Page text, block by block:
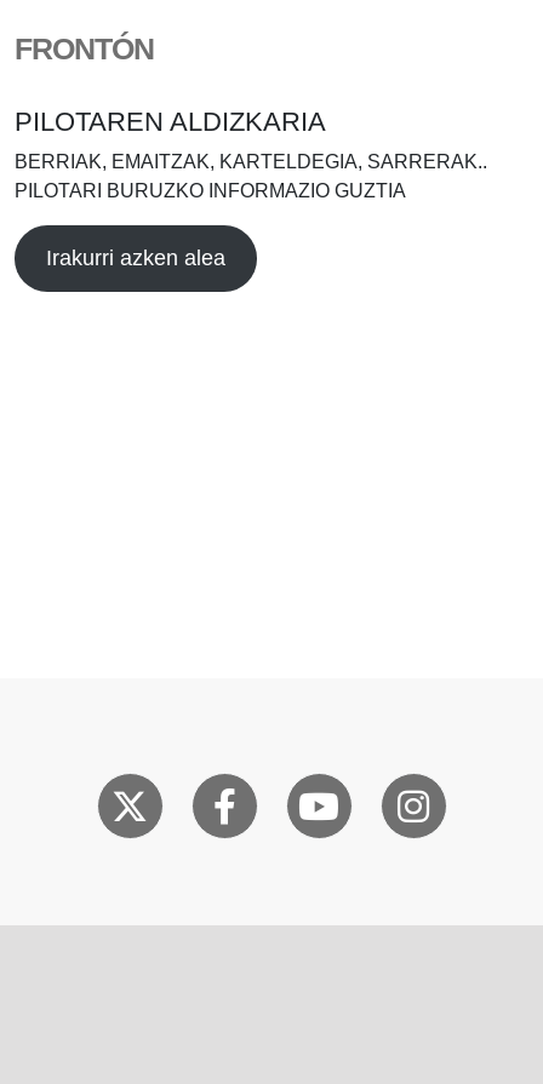
FRONTÓN
PILOTAREN ALDIZKARIA
BERRIAK, EMAITZAK, KARTELDEGIA, SARRERAK..
PILOTARI BURUZKO INFORMAZIO GUZTIA
Irakurri azken alea